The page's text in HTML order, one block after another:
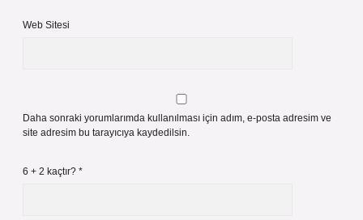
Web Sitesi
Daha sonraki yorumlarımda kullanılması için adım, e-posta adresim ve
site adresim bu tarayıcıya kaydedilsin.
6 + 2 kaçtır? *